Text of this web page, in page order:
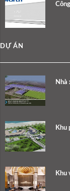
DỰ ÁN
Nhà
Khu
Khu